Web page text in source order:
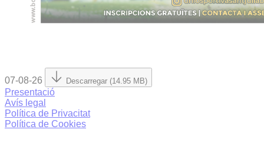
07-08-26 Descarregar (14.95 MB)
Presentació
Avís legal
Política de Privacitat
Política de Cookies